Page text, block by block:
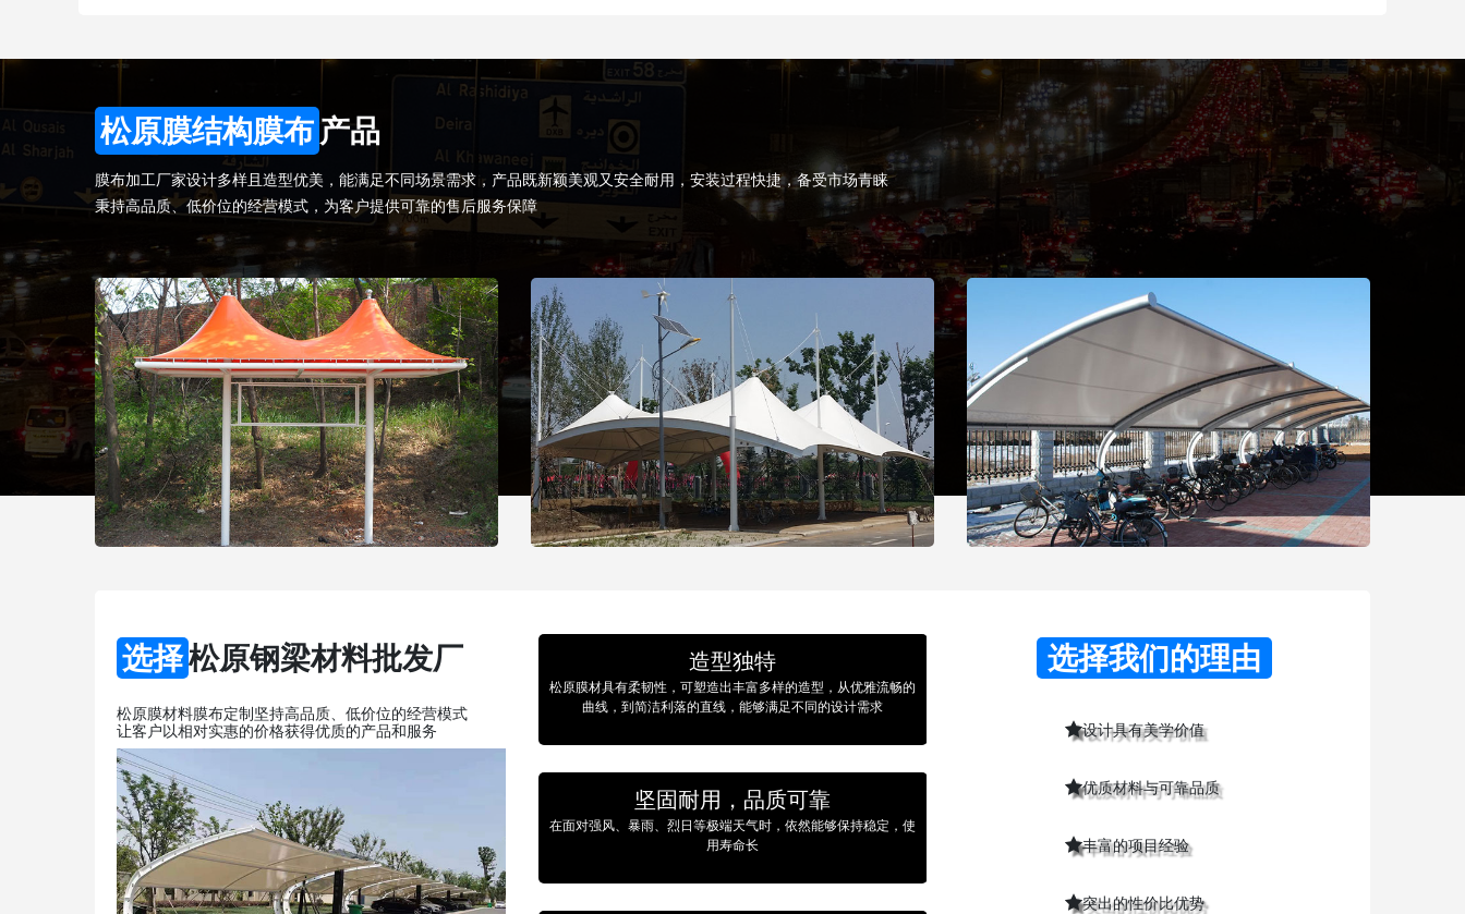
松原膜结构膜布 产品
膜布加工厂家设计多样且造型优美，能满足不同场景需求，产品既新颖美观又安全耐用，安装过程快捷，备受市场青睐
秉持高品质、低价位的经营模式，为客户提供可靠的售后服务保障
选择松原钢梁材料批发厂
松原膜材料膜布定制坚持高品质、低价位的经营模式
让客户以相对实惠的价格获得优质的产品和服务
造型独特
松原膜材具有柔韧性，可塑造出丰富多样的造型，从优雅流畅的
曲线，到简洁利落的直线，能够满足不同的设计需求
坚固耐用，品质可靠
在面对强风、暴雨、烈日等极端天气时，依然能够保持稳定，使
用寿命长
选择我们的理由
设计具有美学价值
优质材料与可靠品质
丰富的项目经验
突出的性价比优势